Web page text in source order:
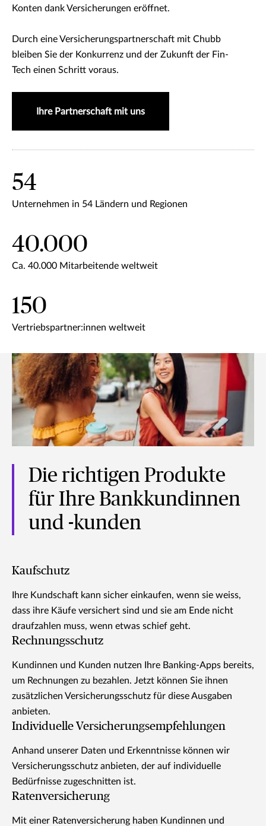
Konten dank Versicherungen eröffnet.
Durch eine Versicherungspartnerschaft mit Chubb
bleiben Sie der Konkurrenz und der Zukunft der Fin-
Tech einen Schritt voraus.
Ihre Partnerschaft mit uns
54
Unternehmen in 54 Ländern und Regionen
40.000
Ca. 40.000 Mitarbeitende weltweit
150
Vertriebspartner:innen weltweit
Die richtigen Produkte
für Ihre Bankkundinnen
und -kunden
Kaufschutz
Ihre Kundschaft kann sicher einkaufen, wenn sie weiss,
dass ihre Käufe versichert sind und sie am Ende nicht
draufzahlen muss, wenn etwas schief geht.
Rechnungsschutz
Kundinnen und Kunden nutzen Ihre Banking-Apps bereits,
um Rechnungen zu bezahlen. Jetzt können Sie ihnen
zusätzlichen Versicherungsschutz für diese Ausgaben
anbieten.
Individuelle Versicherungsempfehlungen
Anhand unserer Daten und Erkenntnisse können wir
Versicherungsschutz anbieten, der auf individuelle
Bedürfnisse zugeschnitten ist.
Ratenversicherung
Mit einer Ratenversicherung haben Kundinnen und